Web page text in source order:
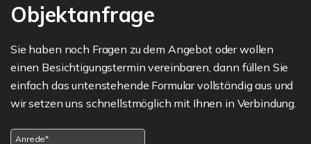
Objektanfrage
Sie haben noch Fragen zu dem Angebot oder wollen
einen Besichtigungstermin vereinbaren, dann füllen Sie
einfach das untenstehende Formular vollständig aus und
wir setzen uns schnellstmöglich mit Ihnen in Verbindung.